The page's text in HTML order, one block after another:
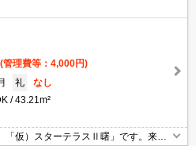
(管理費等：4,000円)
礼
なし
43.21m²
「仮）スターテラスⅡ曙」です。来客